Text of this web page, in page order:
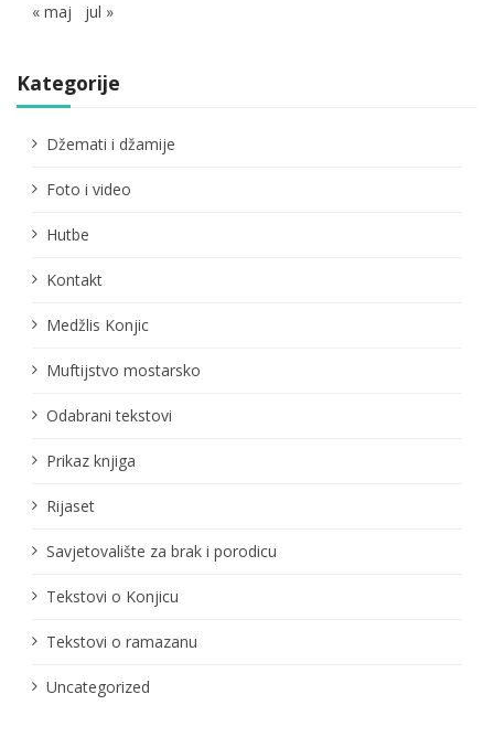
« maj jul »
Kategorije
Džemati i džamije
Foto i video
Hutbe
Kontakt
Medžlis Konjic
Muftijstvo mostarsko
Odabrani tekstovi
Prikaz knjiga
Rijaset
Savjetovalište za brak i porodicu
Tekstovi o Konjicu
Tekstovi o ramazanu
Uncategorized